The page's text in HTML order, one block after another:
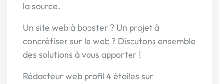
la source.
Un site web à booster ? Un projet à
concrétiser sur le web ? Discutons ensemble
des solutions à vous apporter !
Rédacteur web profil 4 étoiles sur